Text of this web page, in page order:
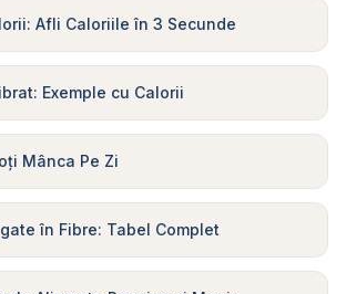
Afli Caloriile în 3 Secunde
Exemple cu Calorii
Mânca Pe Zi
în Fibre: Tabel Complet